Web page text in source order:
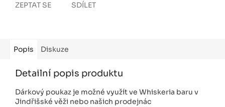
ZEPTAT SE SDÍLET
Popis Diskuze
Detailní popis produktu
Dárkový poukaz je možné využít ve Whiskeria baru v
Jindřišské věži nebo našich prodejnác